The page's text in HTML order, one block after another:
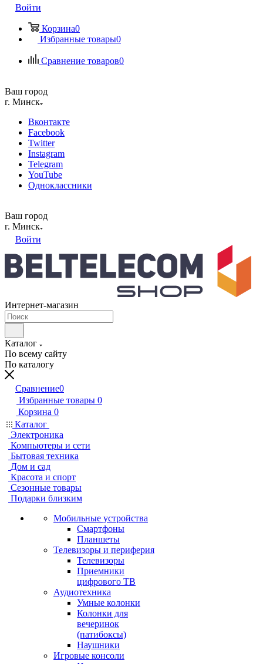
Войти
Корзина0
Избранные товары0
Сравнение товаров0
Ваш город
г. Минск
Вконтакте
Facebook
Twitter
Instagram
Telegram
YouTube
Одноклассники
Ваш город
г. Минск
Войти
Интернет-магазин
Каталог
По всему сайту
По каталогу
Сравнение0
Избранные товары 0
Корзина 0
Каталог
Электроника
Компьютеры и сети
Бытовая техника
Дом и сад
Красота и спорт
Сезонные товары
Подарки близким
Мобильные устройства
Смартфоны
Планшеты
Телевизоры и периферия
Телевизоры
Приемники
цифрового ТВ
Аудиотехника
Умные колонки
Колонки для
вечеринок
(патибоксы)
Наушники
Игровые консоли